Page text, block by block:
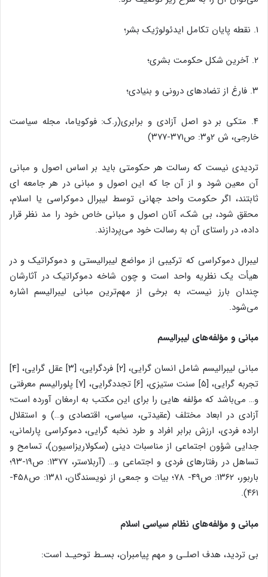
۱. نقطه پایان تکامل ایدئولوژیک بشر؛
۲. آخرین شکل حکومت بشری؛
۳. فارغ از تضاد‌های درونی و بنیادی؛
۴. متکی بر دو اصل آزادی و برابری(ر.ک: فوکویاما، مجله سیاست
خارجی، ش ۲و۳: ص۳۷۱-۳۷۷)
تردیدی نیست که رسالت هر حکومتی باید بر اساس اصول و مبانی
آن معین شود و از آن جا که این اصول و مبانی در هر جامعه ای
ثابتند، اگر حکومت واحد جهانی توسط لیبرال دموکراسی یا اسلام،
محقق شود، بی شک، آنان اصول و مبانی خاص خود را مد نظر قرار
داده، در راستای آن به رسالت خود می‌پردازند.
لیبرال دموکراسی که ترکیبی از مواضع لیبرالیستی و دموکراتیک و در
هیأت یک نظریه واحد است و چون شاخه دموکراتیک در آثارشان
چندان بارز نیست، به برخی از مهم‌ترین مبانی لیبرالیسم اشاره
می‌شود.
مبانی و مؤلفه‌های لیبرالیسم
مبانی لیبرالیسم شامل انسان گرایی، [۲] فردگرایی، [۳] عقل گرایی، [۴]
تجربه گرایی، [۵] سنت ستیزی، [۶] تجددگرایی، [۷] پلورالیسم معرفتی
و… می‌باشد که مؤلفه هایی را برای این مکتب به ارمغان آورده است؛
آزادی در ابعاد مختلف (عقیدتی، سیاسی، اقتصادی و…) و استقلال
اراده فردی، ارزش برابر افراد و طرد نخبه گرایی، دموکراسی پارلمانی،
جدایی شؤون اجتماعی از مناسبات دینی (سکولاریزاسیون)، تسامح و
تساهل در رفتارهای فردی و اجتماعی و… (آربلاستر، ۱۳۷۷: ص۱۹-۹۳؛
باربور، ۱۳۶۲: ص۴۹- ۷۸؛ بیات و جمعی از نویسندگان، ۱۳۸۱: ص۴۵۸-
۴۶۱).
مبانی و مؤلفه‌های نظام سیاسی اسلام
بی تردید، هدف اصلـی و مهم پیامبران، بسـط توحیـد است: